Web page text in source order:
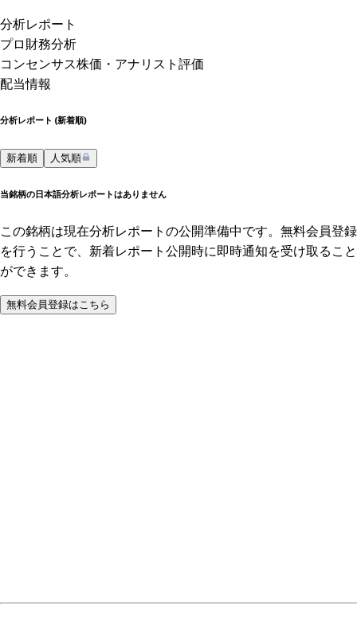
分析レポート
プロ 財務分析
コンセンサス株価 ・アナリスト評価
配当情報
分析レポート (新着順)
新着順 人気順
当銘柄の日本語分析レポートはありません
この銘柄は現在分析レポートの公開準備中です。無料会員登録
を行うことで、新着レポート公開時に即時通知を受け取ること
ができます。
無料会員登録はこちら